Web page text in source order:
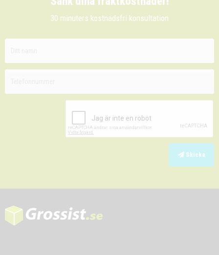
30 minuters kostnadsfri konsultation
Skicka